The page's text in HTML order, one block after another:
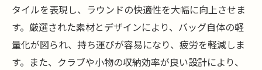
予算内での最適な選択方法
耐久性を確認するチェックポイント
ブランド別の特徴と選び方
タイルを表現し、ラウンドの快適性を大幅に向上させま
す。厳選された素材とデザインにより、バッグ自体の軽
量化が図られ、持ち運びが容易になり、疲労を軽減しま
す。また、クラブや小物の収納効率が良い設計により、